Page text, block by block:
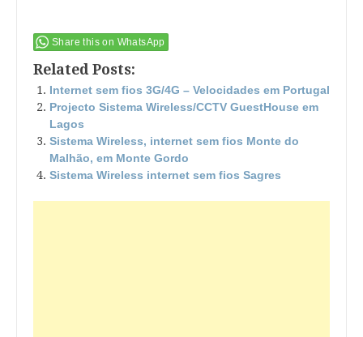
Share this on WhatsApp
Related Posts:
Internet sem fios 3G/4G – Velocidades em Portugal
Projecto Sistema Wireless/CCTV GuestHouse em
Lagos
Sistema Wireless, internet sem fios Monte do
Malhão, em Monte Gordo
Sistema Wireless internet sem fios Sagres